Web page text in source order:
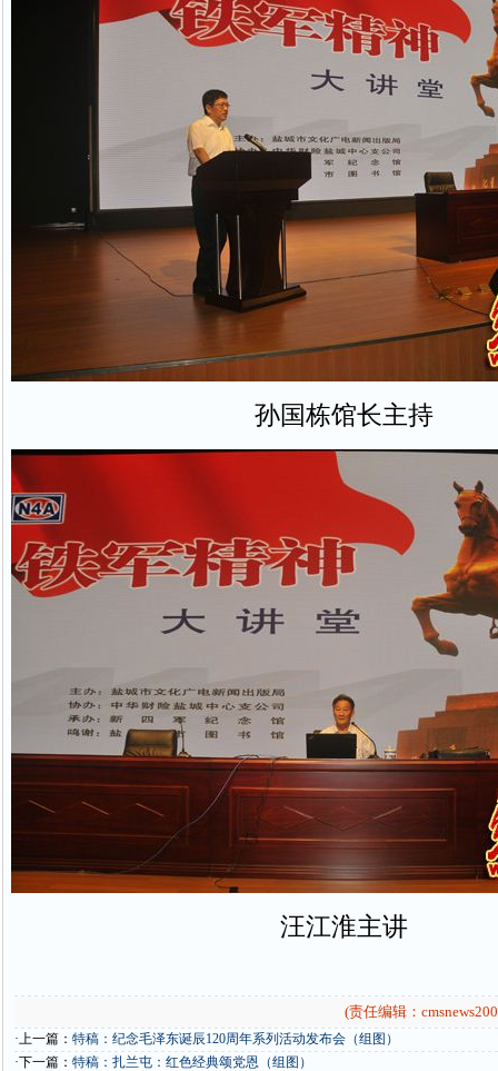
孙国栋馆长主持
汪江淮主讲
(责任编辑：
·上一篇： 特稿：纪念毛泽东诞辰120周年系列活动发布会（组图）
·下一篇： 特稿：扎兰屯：红色经典颂党恩（组图）